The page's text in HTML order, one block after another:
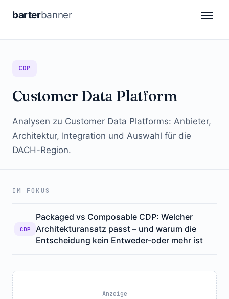
barterbanner
DSP
Attribution
Automation
Retail Media
CDP
Customer Data Platform
Analysen zu Customer Data Platforms: Anbieter,
Architektur, Integration und Auswahl für die
DACH-Region.
IM FOKUS
CDP
Packaged vs Composable CDP: Welcher
Architekturansatz passt – und warum die
Entscheidung kein Entweder-oder mehr ist
Anzeige